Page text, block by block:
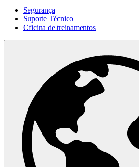
Segurança
Suporte Técnico
Oficina de treinamentos